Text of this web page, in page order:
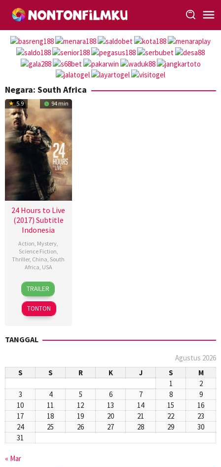
Negara: South Africa
5.9 94 min
24 Hours to Live
(2017) Subtitle
Indonesia
Action, Mystery,
Science Fiction,
Thriller, China, South
Africa, USA
26
Oct
2017
Brian
Smrz
TRAILER
TONTON
TANGGAL
Agustus 2026
S
S R K J S
M
1
2
3
4 5 6 7 8
9
10
11 12 13 14 15
16
17
18 19 20 21 22
23
24
25 26 27 28 29
30
31
« Mar